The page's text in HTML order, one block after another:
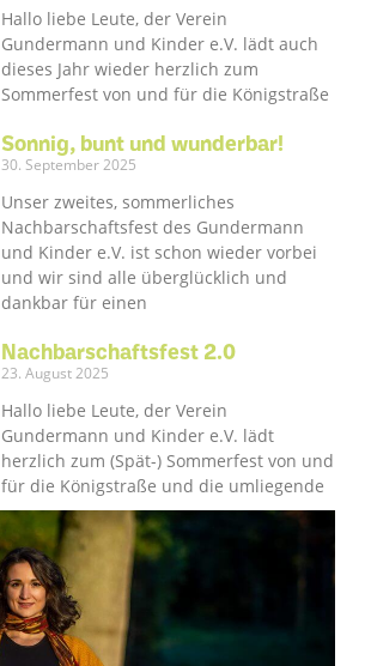
Hallo liebe Leute, der Verein
Gundermann und Kinder e.V. lädt auch
dieses Jahr wieder herzlich zum
Sommerfest von und für die Königstraße
Sonnig, bunt und wunderbar!
30. September 2025
Unser zweites, sommerliches
Nachbarschaftsfest des Gundermann
und Kinder e.V. ist schon wieder vorbei
und wir sind alle überglücklich und
dankbar für einen
Nachbarschaftsfest 2.0
23. August 2025
Hallo liebe Leute, der Verein
Gundermann und Kinder e.V. lädt
herzlich zum (Spät-) Sommerfest von und
für die Königstraße und die umliegende